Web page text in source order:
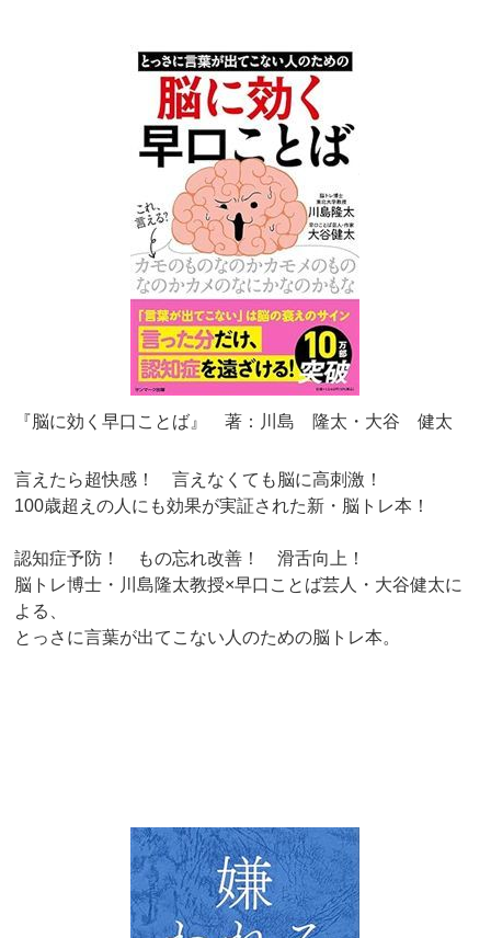
『脳に効く早口ことば』 著：川島 隆太・大谷 健太
言えたら超快感！ 言えなくても脳に高刺激！
100歳超えの人にも効果が実証された新・脳トレ本！
認知症予防！ もの忘れ改善！ 滑舌向上！
脳トレ博士・川島隆太教授×早口ことば芸人・大谷健太に
よる、
とっさに言葉が出てこない人のための脳トレ本。